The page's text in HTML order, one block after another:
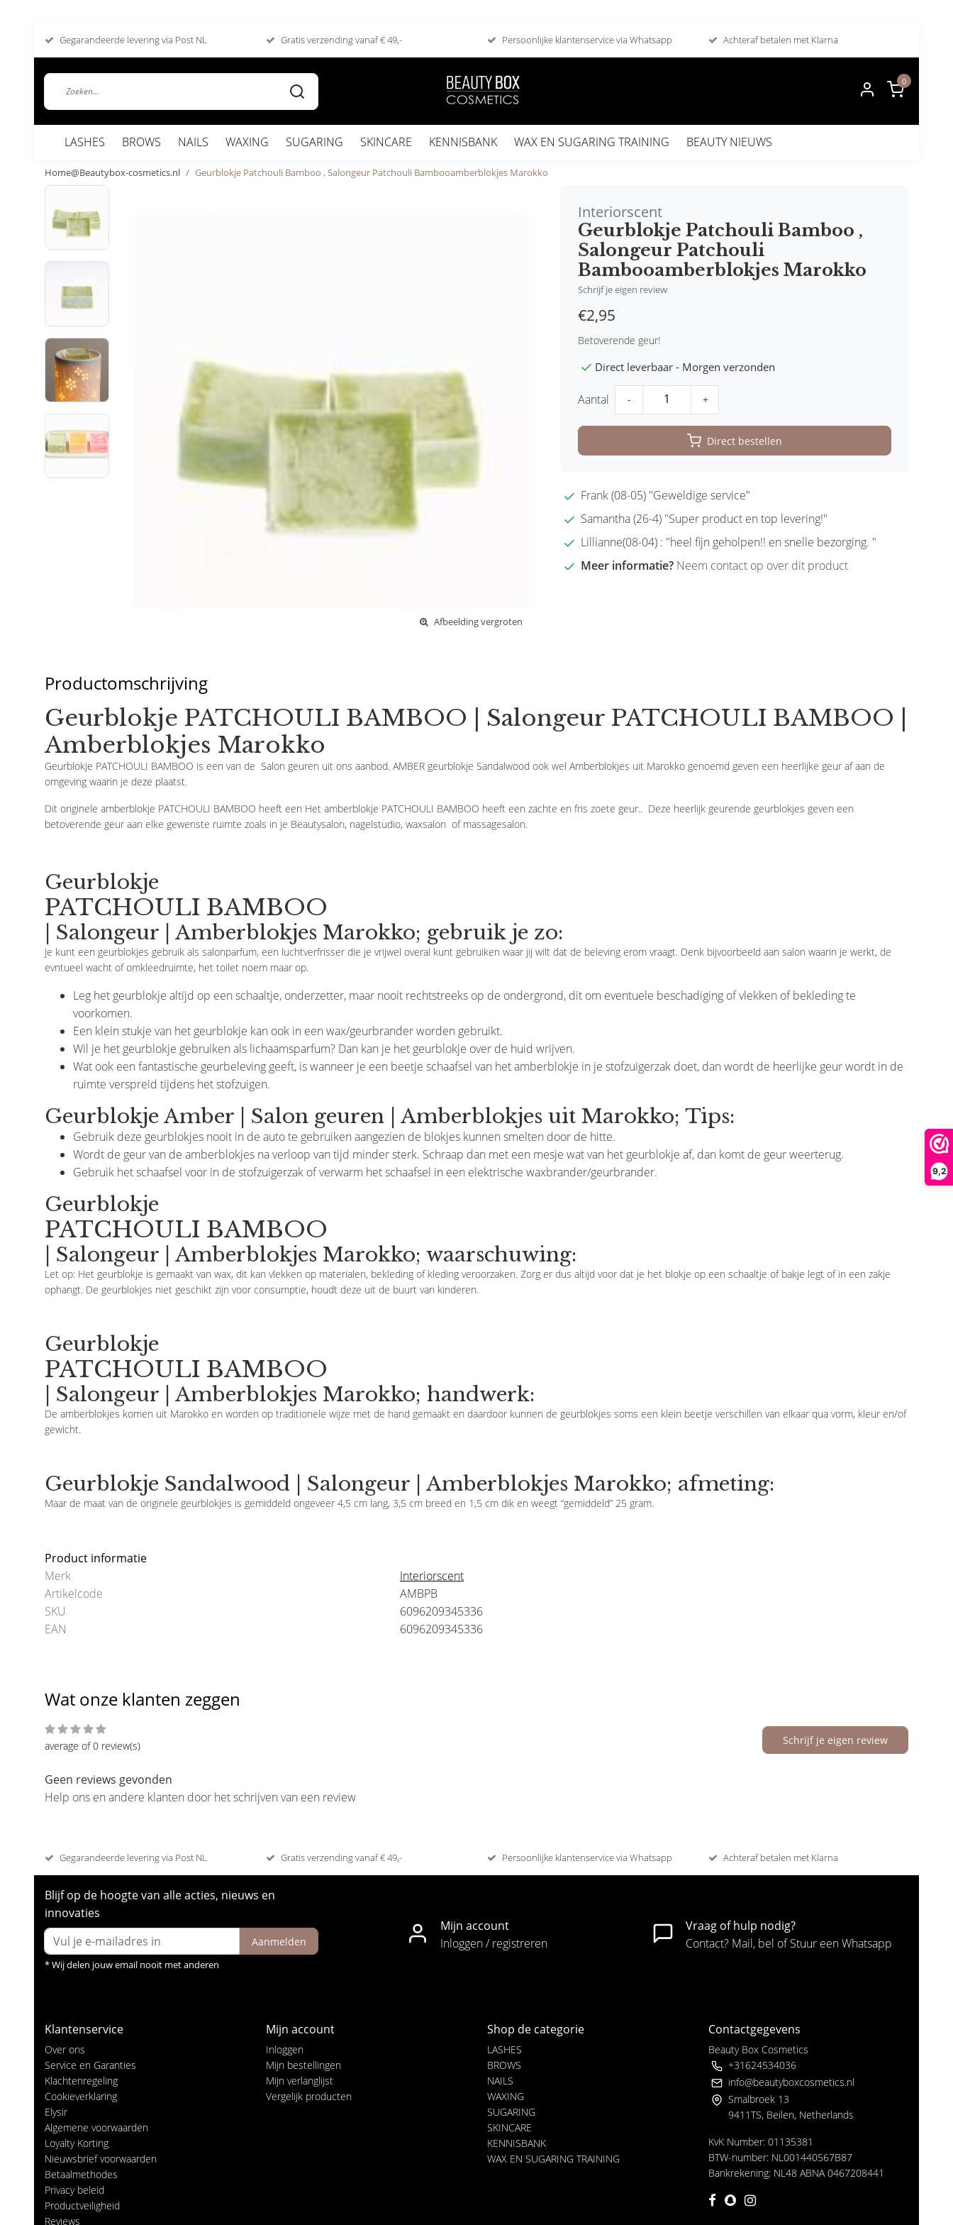
9,2
Gegarandeerde levering via Post NL Gratis verzending vanaf € 49,- Persoonlijke klantenservice via Whatsapp Achteraf betalen met Klarna
0
LASHES BROWS NAILS WAXING SUGARING SKINCARE KENNISBANK WAX EN SUGARING TRAINING BEAUTY NIEUWS
Home@Beautybox-cosmetics.nl Geurblokje Patchouli Bamboo , Salongeur Patchouli Bambooamberblokjes Marokko
Afbeelding vergroten
Interiorscent
Geurblokje Patchouli Bamboo ,
Salongeur Patchouli
Bambooamberblokjes Marokko
Schrijf je eigen review
€2,95
Betoverende geur!
Direct leverbaar - Morgen verzonden
Aantal - +
Direct bestellen
Frank (08-05) "Geweldige service"
Samantha (26-4) "Super product en top levering!"
Lillianne(08-04) : "heel fijn geholpen!! en snelle bezorging. "
Meer informatie? Neem contact op over dit product
Productomschrijving
Geurblokje PATCHOULI BAMBOO | Salongeur PATCHOULI BAMBOO |
Amberblokjes Marokko
Geurblokje PATCHOULI BAMBOO is een van de Salon geuren uit ons aanbod. AMBER geurblokje Sandalwood ook wel Amberblokjes uit Marokko genoemd geven een heerlijke geur af aan de
omgeving waarin je deze plaatst.
Dit originele amberblokje PATCHOULI BAMBOO heeft een Het amberblokje PATCHOULI BAMBOO heeft een zachte en fris zoete geur.. Deze heerlijk geurende geurblokjes geven een
betoverende geur aan elke gewenste ruimte zoals in je Beautysalon, nagelstudio, waxsalon of massagesalon.
Geurblokje
PATCHOULI BAMBOO
| Salongeur | Amberblokjes Marokko; gebruik je zo:
Je kunt een geurblokjes gebruik als salonparfum, een luchtverfrisser die je vrijwel overal kunt gebruiken waar jij wilt dat de beleving erom vraagt. Denk bijvoorbeeld aan salon waarin je werkt, de
evntueel wacht of omkleedruimte, het toilet noem maar op.
Leg het geurblokje altijd op een schaaltje, onderzetter, maar nooit rechtstreeks op de ondergrond, dit om eventuele beschadiging of vlekken of bekleding te
voorkomen.
Een klein stukje van het geurblokje kan ook in een wax/geurbrander worden gebruikt.
Wil je het geurblokje gebruiken als lichaamsparfum? Dan kan je het geurblokje over de huid wrijven.
Wat ook een fantastische geurbeleving geeft, is wanneer je een beetje schaafsel van het amberblokje in je stofzuigerzak doet, dan wordt de heerlijke geur wordt in de
ruimte verspreid tijdens het stofzuigen.
Geurblokje Amber | Salon geuren | Amberblokjes uit Marokko; Tips:
Gebruik deze geurblokjes nooit in de auto te gebruiken aangezien de blokjes kunnen smelten door de hitte.
Wordt de geur van de amberblokjes na verloop van tijd minder sterk. Schraap dan met een mesje wat van het geurblokje af, dan komt de geur weerterug.
Gebruik het schaafsel voor in de stofzuigerzak of verwarm het schaafsel in een elektrische waxbrander/geurbrander.
Geurblokje
PATCHOULI BAMBOO
| Salongeur | Amberblokjes Marokko; waarschuwing:
Let op: Het geurblokje is gemaakt van wax, dit kan vlekken op materialen, bekleding of kleding veroorzaken. Zorg er dus altijd voor dat je het blokje op een schaaltje of bakje legt of in een zakje
ophangt. De geurblokjes niet geschikt zijn voor consumptie, houdt deze uit de buurt van kinderen.
Geurblokje
PATCHOULI BAMBOO
| Salongeur | Amberblokjes Marokko; handwerk:
De amberblokjes komen uit Marokko en worden op traditionele wijze met de hand gemaakt en daardoor kunnen de geurblokjes soms een klein beetje verschillen van elkaar qua vorm, kleur en/of
gewicht.
Geurblokje Sandalwood | Salongeur | Amberblokjes Marokko; afmeting:
Maar de maat van de originele geurblokjes is gemiddeld ongeveer 4,5 cm lang, 3,5 cm breed en 1,5 cm dik en weegt “gemiddeld” 25 gram.
Product informatie
Merk
Interiorscent
Artikelcode
AMBPB
SKU
6096209345336
EAN
6096209345336
Wat onze klanten zeggen
average of 0 review(s) Schrijf je eigen review
Geen reviews gevonden
Help ons en andere klanten door het schrijven van een review
Gegarandeerde levering via Post NL Gratis verzending vanaf € 49,- Persoonlijke klantenservice via Whatsapp Achteraf betalen met Klarna
Blijf op de hoogte van alle acties, nieuws en
innovaties
Aanmelden
* Wij delen jouw email nooit met anderen
Mijn account
Inloggen / registreren
Vraag of hulp nodig?
Contact? Mail, bel of Stuur een Whatsapp
Klantenservice
Over ons
Service en Garanties
Klachtenregeling
Cookieverklaring
Elysir
Algemene voorwaarden
Loyalty Korting
Nieuwsbrief voorwaarden
Betaalmethodes
Privacy beleid
Productveiligheid
Reviews
Mijn account
Inloggen
Mijn bestellingen
Mijn verlanglijst
Vergelijk producten
Shop de categorie
LASHES
BROWS
NAILS
WAXING
SUGARING
SKINCARE
KENNISBANK
WAX EN SUGARING TRAINING
Contactgegevens
Beauty Box Cosmetics
+31624534036
info@beautyboxcosmetics.nl
Smalbroek 13
9411TS, Beilen, Netherlands
KvK Number: 01135381
BTW-number: NL001440567B87
Bankrekening: NL48 ABNA 0467208441